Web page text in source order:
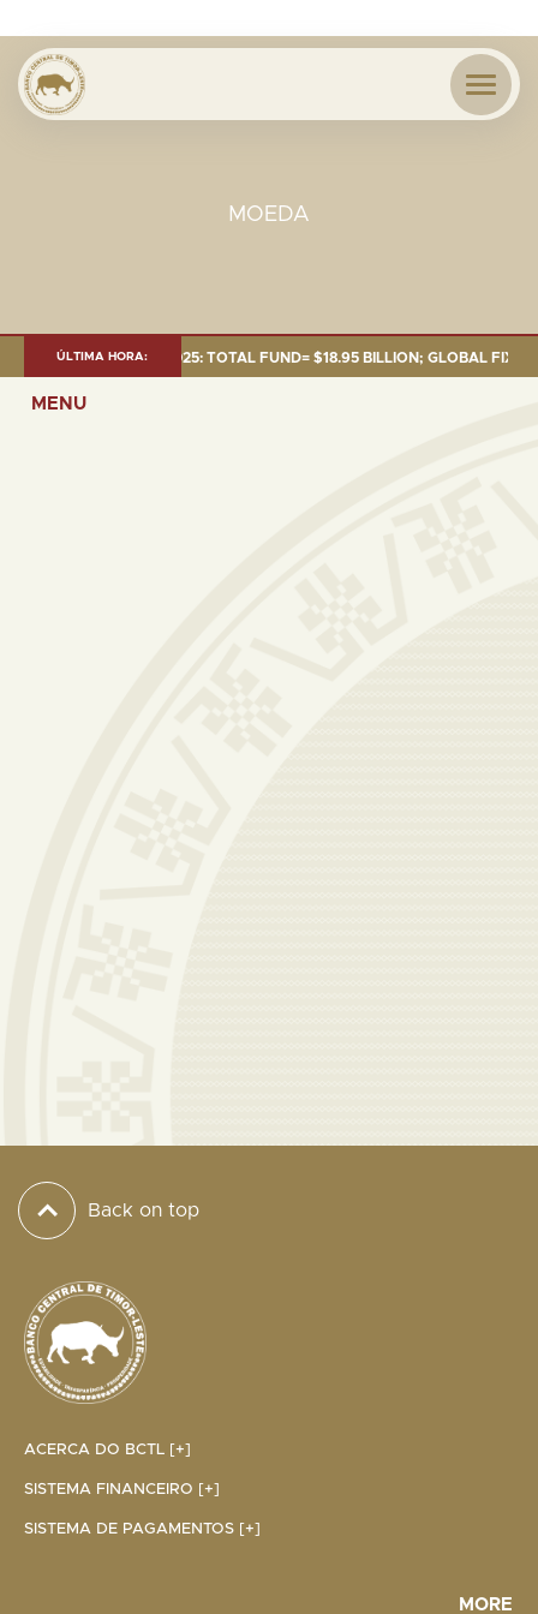
MOEDA
ÚLTIMA HORA:
AS OF 30 SEP. 2025: TOTAL FUND= $18.95 BILLION; GLOBAL
MENU
Back on top
ACERCA DO BCTL [+]
SISTEMA FINANCEIRO [+]
SISTEMA DE PAGAMENTOS [+]
MORE